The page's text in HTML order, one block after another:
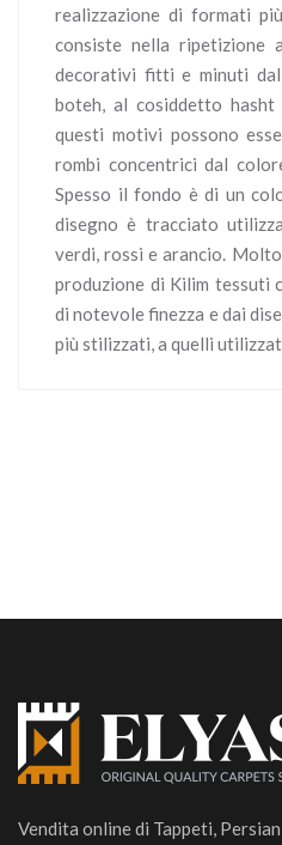
realizzazione di formati
consiste nella ripetizione
decorativi fitti e minuti
boteh, al cosiddetto
questi motivi possono
rombi concentrici dal
Spesso il fondo è di un
disegno è tracciato
verdi, rossi e arancio.
produzione di Kilim tessuti
di notevole finezza e dai
più stilizzati, a quelli
Vendita online di Tappeti,